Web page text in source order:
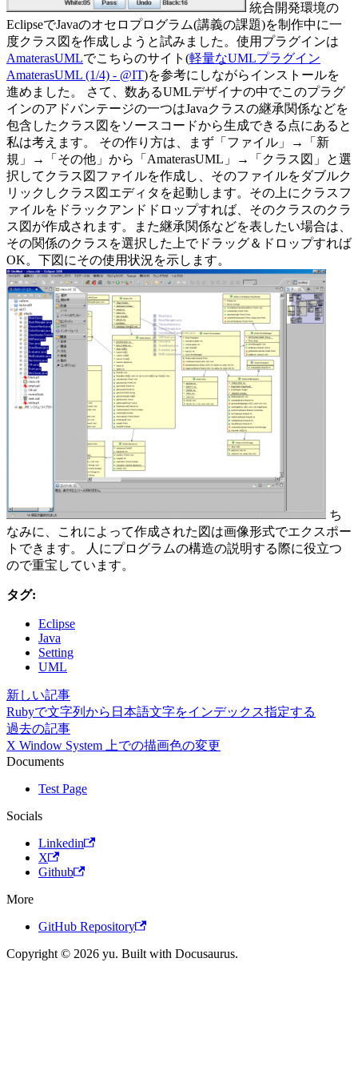
統合開発環境の
EclipseでJavaのオセロプログラム(講義の課題)を制作中に一
度クラス図を作成しようと試みました。使用プラグインは
AmaterasUMLでこちらのサイト(軽量なUMLプラグイン
AmaterasUML (1/4) - @IT)を参考にしながらインストールを
進めました。 さて、数あるUMLデザイナの中でこのプラグ
インのアドバンテージの一つはJavaクラスの継承関係などを
包含したクラス図をソースコードから生成できる点にあると
私は考えます。 その作り方は、まず「ファイル」→「新
規」→「その他」から「AmaterasUML」→「クラス図」と選
択してクラス図ファイルを作成し、そのファイルをダブルク
リックしクラス図エディタを起動します。その上にクラスフ
ァイルをドラックアンドドロップすれば、そのクラスのクラ
ス図が作成されます。また継承関係などを表したい場合は、
その関係のクラスを選択した上でドラッグ＆ドロップすれば
OK。下図にその使用状況を示します。
ち
なみに、これによって作成された図は画像形式でエクスポー
トできます。 人にプログラムの構造の説明する際に役立つ
ので重宝しています。
タグ:
Eclipse
Java
Setting
UML
新しい記事
Rubyで文字列から日本語文字をインデックス指定する
過去の記事
X Window System 上での描画色の変更
Documents
Test Page
Socials
Linkedin
X
Github
More
GitHub Repository
Copyright © 2026 yu. Built with Docusaurus.